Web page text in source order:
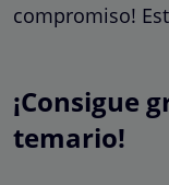
compromiso!
¡Consigue
temario!